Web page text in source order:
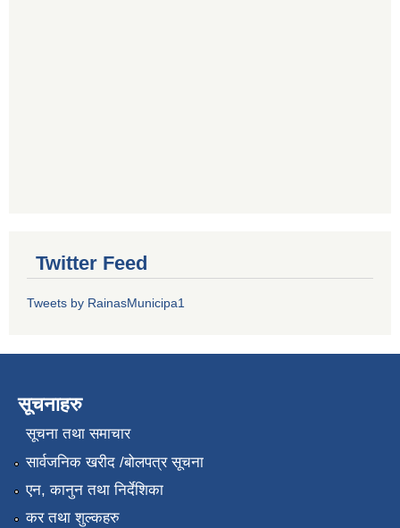
Twitter Feed
Tweets by RainasMunicipa1
सूचनाहरु
सूचना तथा समाचार
सार्वजनिक खरीद /बोलपत्र सूचना
एन, कानुन तथा निर्देशिका
कर तथा शुल्कहरु